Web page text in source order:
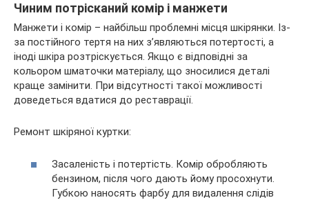
Чиним потрісканий комір і манжети
Манжети і комір – найбільш проблемні місця шкірянки. Із-
за постійного тертя на них з’являються потертості, а
іноді шкіра розтріскується. Якщо є відповідні за
кольором шматочки матеріалу, що зносилися деталі
краще замінити. При відсутності такої можливості
доведеться вдатися до реставрації.
Ремонт шкіряної куртки:
Засаленість і потертість. Комір обробляють
бензином, після чого дають йому просохнути.
Губкою наносять фарбу для видалення слідів